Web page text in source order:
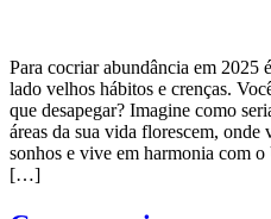
Para cocriar abundância em 2025
lado velhos hábitos e crenças.
que desapegar? Imagine como
áreas da sua vida florescem, onde
sonhos e vive em harmonia com
[…]